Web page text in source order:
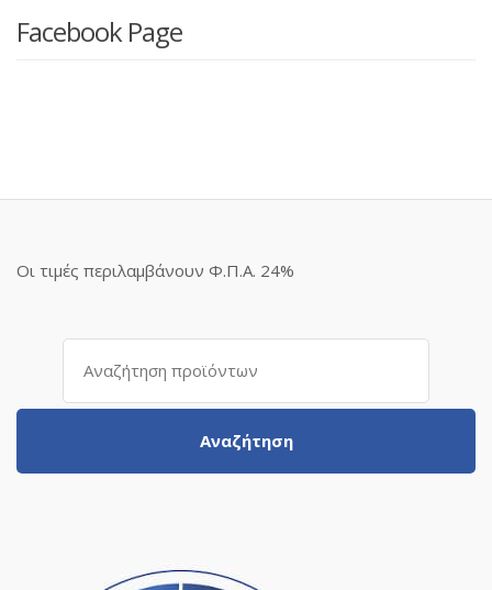
Facebook Page
Οι τιμές περιλαμβάνουν Φ.Π.Α. 24%
Αναζήτηση
Αναζήτηση